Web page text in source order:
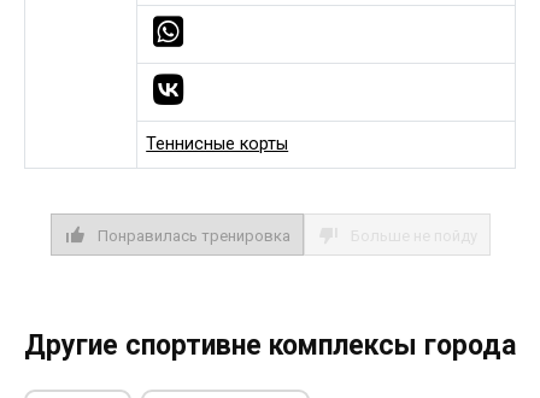
Теннисные корты
Понравилась тренировка
Другие спортивне комплексы города